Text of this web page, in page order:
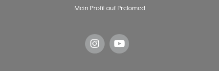
Mein Profil auf Prelomed